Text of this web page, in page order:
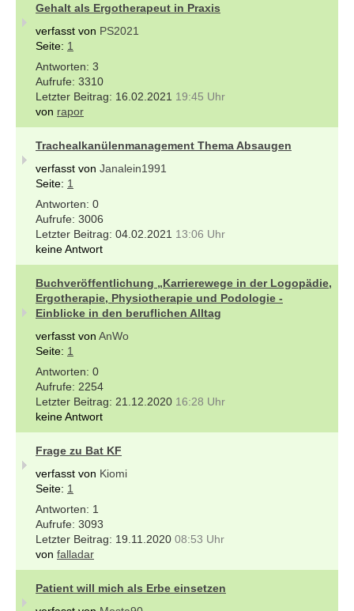
Gehalt als Ergotherapeut in Praxis
verfasst von PS2021
Seite: 1
3
3310
16.02.2021 19:45 Uhr
von rapor
Trachealkanülenmanagement Thema Absaugen
verfasst von Janalein1991
Seite: 1
0
3006
04.02.2021 13:06 Uhr
keine Antwort
Buchveröffentlichung „Karrierewege in der Logopädie,
Ergotherapie, Physiotherapie und Podologie -
Einblicke in den beruflichen Alltag
verfasst von AnWo
Seite: 1
0
2254
21.12.2020 16:28 Uhr
keine Antwort
Frage zu Bat KF
verfasst von Kiomi
Seite: 1
1
3093
19.11.2020 08:53 Uhr
von falladar
Patient will mich als Erbe einsetzen